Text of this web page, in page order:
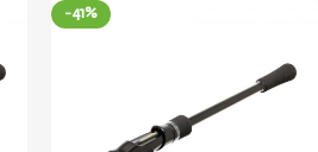
-41%